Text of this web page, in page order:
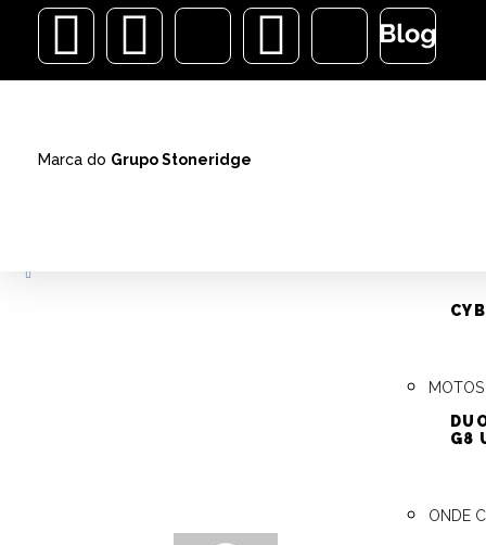
Marca do Grupo Stoneridge
ALARMES
MOTOS
G8
ONDE
ACIONAMENTO